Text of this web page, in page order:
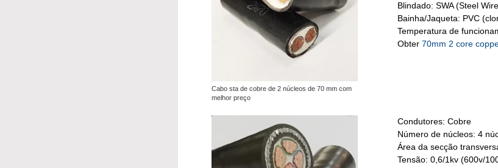
Cabo sta de cobre de 2 núcleos de 70 mm com
melhor preço
Blindado: SWA (Steel
Bainha/Jaqueta: PVC
Temperatura de
Obter 70mm 2 core
Condutores: Cobre
Número de núcleos: 4
Área da secção
Tensão: 0,6/1kv (600v/